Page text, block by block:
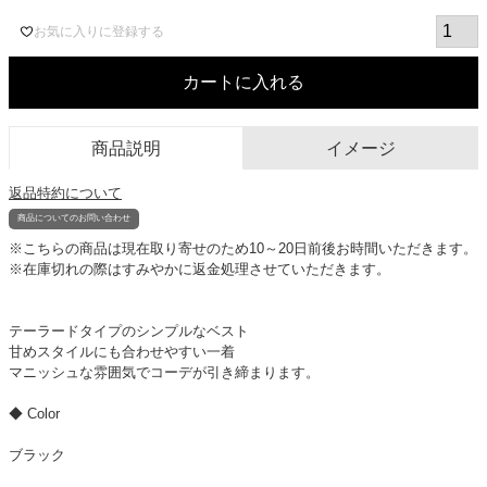
お気に入りに登録する
カートに入れる
商品説明 イメージ
返品特約について
商品についてのお問い合わせ
※こちらの商品は現在取り寄せのため10～20日前後お時間いただきます。
※在庫切れの際はすみやかに返金処理させていただきます。
テーラードタイプのシンプルなベスト
甘めスタイルにも合わせやすい一着
マニッシュな雰囲気でコーデが引き締まります。
◆ Color
ブラック